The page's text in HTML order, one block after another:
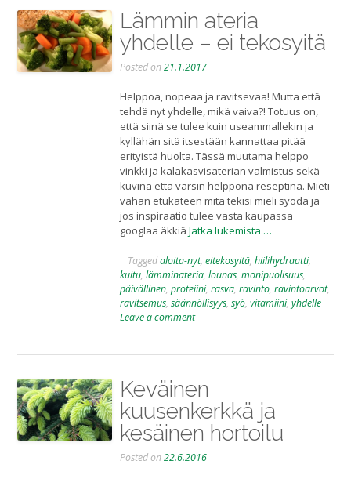
Lämmin ateria
yhdelle – ei tekosyitä
Posted on21.1.2017
Helppoa, nopeaa ja ravitsevaa! Mutta että
tehdä nyt yhdelle, mikä vaiva?! Totuus on,
että siinä se tulee kuin useammallekin ja
kyllähän sitä itsestään kannattaa pitää
erityistä huolta. Tässä muutama helppo
vinkki ja kalakasvisaterian valmistus sekä
kuvina että varsin helppona reseptinä. Mieti
vähän etukäteen mitä tekisi mieli syödä ja
jos inspiraatio tulee vasta kaupassa
googlaa äkkiäJatka lukemista …
Taggedaloita-nyt,eitekosyitä,hiilihydraatti,
kuitu,lämminateria,lounas,monipuolisuus,
päivällinen,proteiini,rasva,ravinto,ravintoarvot,
ravitsemus,säännöllisyys,syö,vitamiini,yhdelle
Leave a comment
Keväinen
kuusenkerkkä ja
kesäinen hortoilu
Posted on22.6.2016